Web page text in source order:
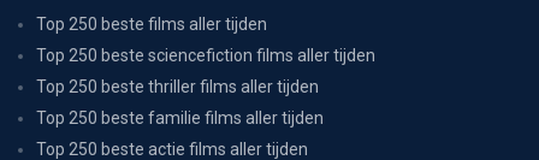
Top 250 beste films aller tijden
Top 250 beste sciencefiction films aller tijden
Top 250 beste thriller films aller tijden
Top 250 beste familie films aller tijden
Top 250 beste actie films aller tijden